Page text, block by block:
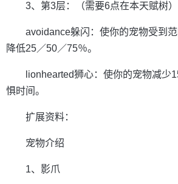
3、第3层：（需要6点在本天赋树）
avoidance躲闪：使你的宠物受到
降低25／50／75％。
lionhearted狮心：使你的宠物减少
惧时间。
扩展资料：
宠物介绍
1、影爪